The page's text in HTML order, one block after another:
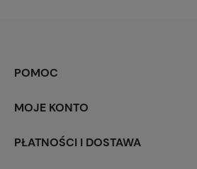
POMOC
MOJE KONTO
PŁATNOŚCI I DOSTAWA